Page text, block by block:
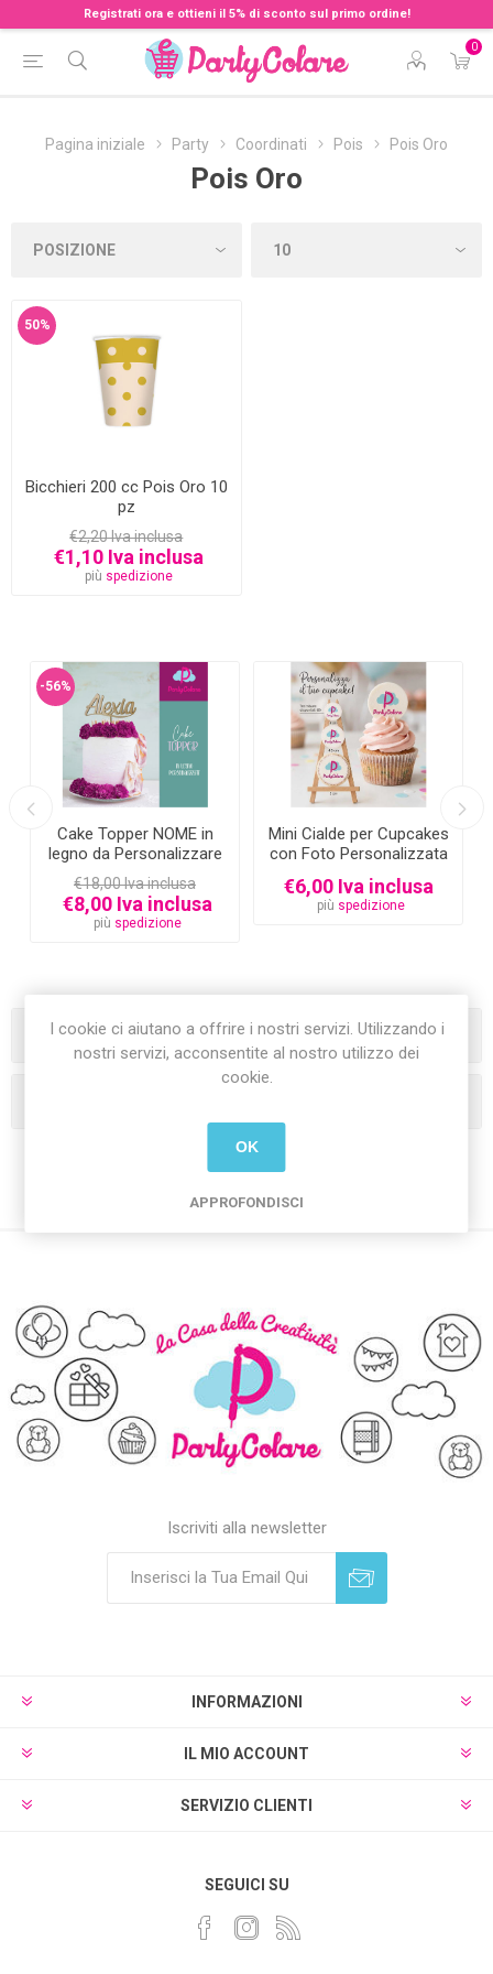
Registrati ora e ottieni il 5% di sconto sul primo ordine!
0
Pagina iniziale Party Coordinati Pois Pois Oro
Pois Oro
50%
Bicchieri 200 cc Pois Oro 10
pz
€2,20 Iva inclusa
€1,10 Iva inclusa
più spedizione
-56%
Cake Topper NOME in
legno da Personalizzare
€18,00 Iva inclusa
€8,00 Iva inclusa
più spedizione
Mini Cialde per Cupcakes
con Foto Personalizzata
€6,00 Iva inclusa
più spedizione
Categorie
Iscriviti alla newsletter
INFORMAZIONI
IL MIO ACCOUNT
SERVIZIO CLIENTI
SEGUICI SU
I cookie ci aiutano a offrire i nostri servizi. Utilizzando i
nostri servizi, acconsentite al nostro utilizzo dei
cookie.
OK
APPROFONDISCI